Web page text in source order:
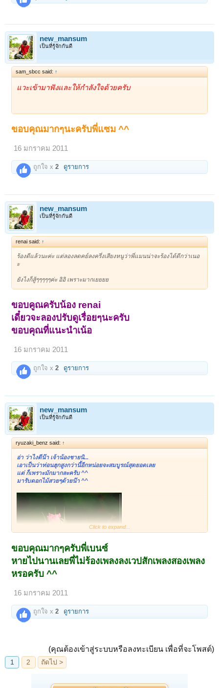
new_mansum
เป็นที่รู้จักกันดี
sam_sbcc said: ↑
แวะเข้ามาฟังและให้กำลังใจด้วยครับ
ขอบคุณมากๆนะครับพี่แซม ^^
16 มกราคม 2011
ถูกใจ x2 ดูรายการ
new_mansum
เป็นที่รู้จักกันดี
renai said: ↑
ร้องดีแล้วนะค่ะ แต่ลองลดคย์ลงครึ่งเสียงหนูว่าพี่แมนน่าจะร้องได้ดีกว่าเนอ
ะ
ยังไงก็สู้ๆๆๆๆๆค่ะ อิอิ เพราะมากเยยยย
ขอบคูณครับน้อง renai
เดี๋ยวจะลองปรับดูเรื่อยๆนะครับ
ขอบคุณที่แนะนำเน้อ
16 มกราคม 2011
ถูกใจ x2 ดูรายการ
new_mansum
เป็นที่รู้จักกันดี
ryuzaki_benz said: ↑
อ่า ว่าไงดีน๊า เจ้าน้องชายนิ...
เอาเป็นว่าท่อนฮุกสูงกว่านี้อีกหน่อยจะสมบูรณ์สุดยอดเลย
แต่ ก็เพราะมักมากละครับ ^^
มารับดอกไม้สวยๆด้วยน๊า ^^
Click to expand...
ขอบคุณมากๆครับพี่เบนซ์
หายไปนานเลยพี่ไม่ร้องเพลงลงเวปสักเพลงสองเพลง
หรอครับ ^^
16 มกราคม 2011
ถูกใจ x2 ดูรายการ
(คุณต้องเข้าสู่ระบบหรือลงทะเบียน เพื่อที่จะโพสต์)